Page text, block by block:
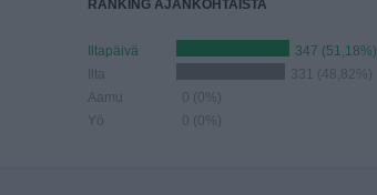
RANKING AJANKOHTAISTA
Iltapäivä
347 (51,18%)
Ilta
331 (48,82%)
Aamu
0 (0%)
Yö
0 (0%)